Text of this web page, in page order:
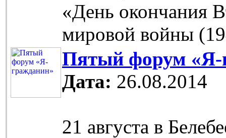
«День окончания
мировой войны
Пятый форум «Я-
Дата: 26.08.2014
21 августа в